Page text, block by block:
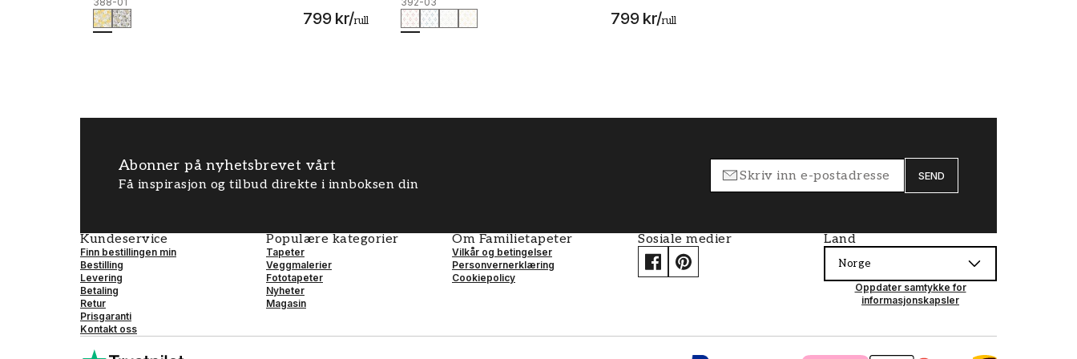
799 kr/rull 799 kr/rull
Abonner på nyhetsbrevet vårt
Få inspirasjon og tilbud direkte i innboksen din
SEND
Kundeservice
Finn bestillingen min
Bestilling
Levering
Betaling
Retur
Prisgaranti
Kontakt oss
Populære kategorier
Tapeter
Veggmalerier
Fototapeter
Nyheter
Magasin
Om Familietapeter
Vilkår og betingelser
Personvernerklæring
Cookiepolicy
Sosiale medier Land
Norge
Oppdater samtykke for
informasjonskapsler